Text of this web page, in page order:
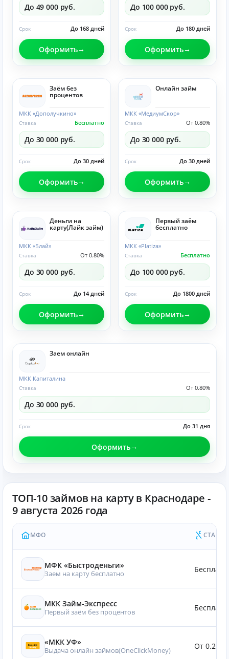
До 49 000 руб.
До 168 дней
Срок
Оформить
До 100 000 руб.
До 180 дней
Срок
Оформить
Заём без
процентов
МКК «Дополучкино»
Бесплатно
Ставка
До 30 000 руб.
До 30 дней
Срок
Оформить
Онлайн займ
МКК «МедиумСкор»
От 0.80%
Ставка
До 30 000 руб.
До 30 дней
Срок
Оформить
Деньги на
карту(Лайк займ)
МКК «Блай»
От 0.80%
Ставка
До 30 000 руб.
До 14 дней
Срок
Оформить
Первый заём
бесплатно
МКК «Platiza»
Бесплатно
Ставка
До 100 000 руб.
До 1800 дней
Срок
Оформить
Заем онлайн
МКК Капиталина
От 0.80%
Ставка
До 30 000 руб.
До 31 дня
Срок
Оформить
ТОП-10 займов на карту в Краснодаре -
9 августа 2026 года
МФО СТАВКА
МФК «Быстроденьги»
Заем на карту бесплатно
МКК Займ-Экспресс
Первый заём без процентов
«МКК УФ»
Выдача онлайн займов(OneClickMoney) От 0.20%